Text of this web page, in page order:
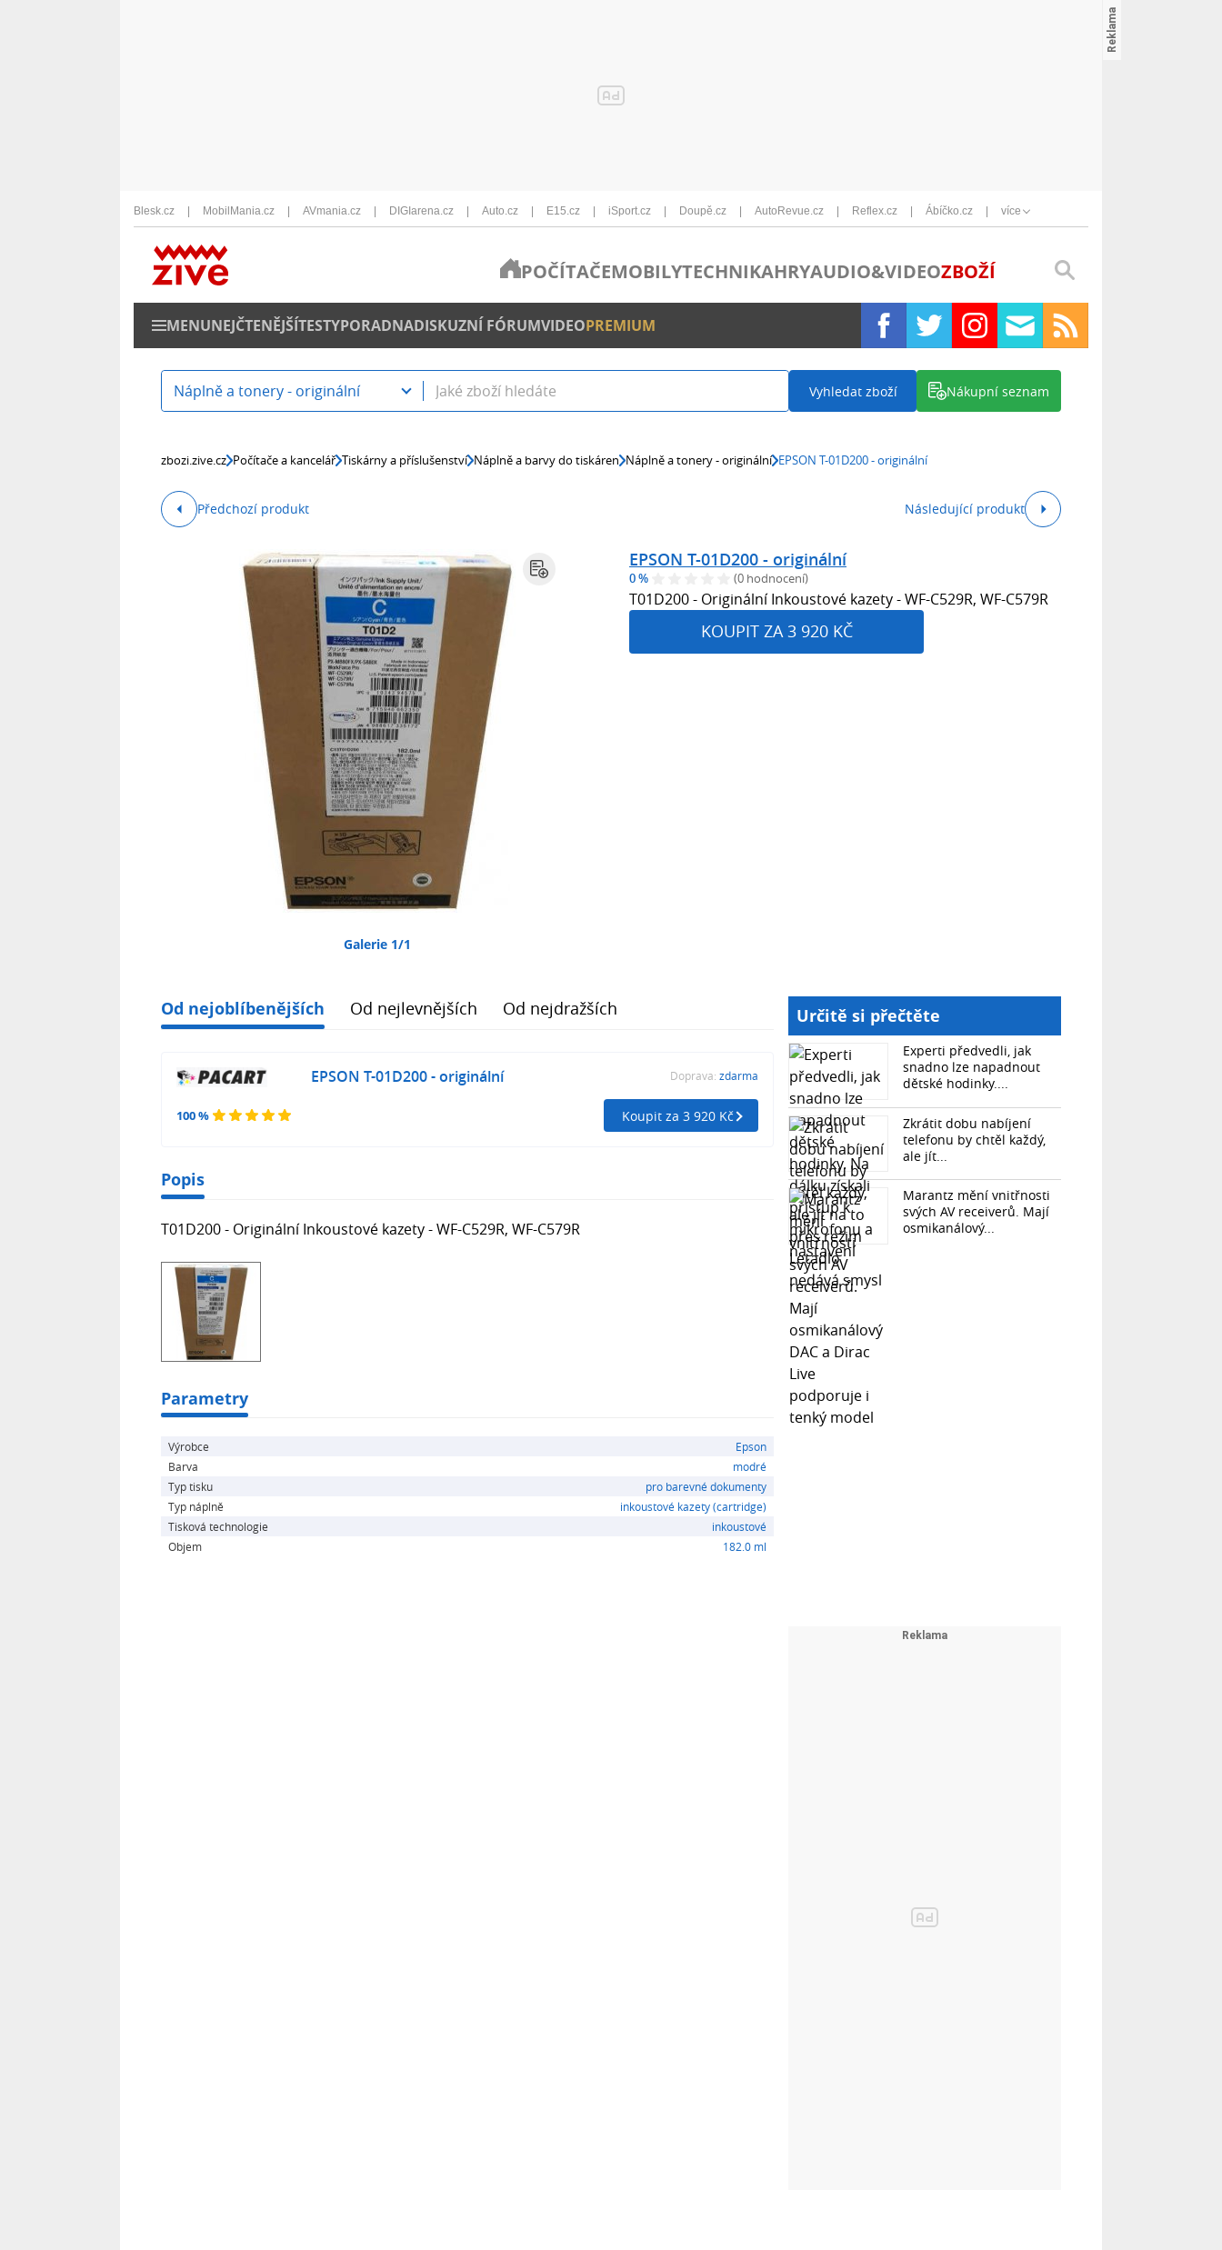
Blesk.cz MobilMania.cz AVmania.cz DIGIarena.cz Auto.cz E15.cz iSport.cz Doupě.cz AutoRevue.cz Reflex.cz Ábíčko.cz více
POČÍTAČEMOBILYTECHNIKAHRYAUDIO&VIDEOZBOŽÍ
MENUNEJČTENĚJŠÍTESTYPORADNADISKUZNÍ FÓRUMVIDEOPREMIUM
Náplně a tonery - originální Vyhledat zboží Nákupní seznam
zbozi.zive.cz Počítače a kancelář Tiskárny a příslušenství Náplně a barvy do tiskáren Náplně a tonery - originální EPSON T-01D200 - originální
Předchozí produkt Následující produkt
Galerie 1/1
EPSON T-01D200 - originální
0 % (0 hodnocení)
T01D200 - Originální Inkoustové kazety - WF-C529R, WF-C579R
KOUPIT ZA 3 920 KČ
Od nejoblíbenějších Od nejlevnějších Od nejdražších
100 %
EPSON T-01D200 - originální Doprava: zdarma
Koupit za 3 920 Kč
Popis
T01D200 - Originální Inkoustové kazety - WF-C529R, WF-C579R
Parametry
Výrobce
Epson
Barva
modré
Typ tisku
pro barevné dokumenty
Typ náplně
inkoustové kazety (cartridge)
Tisková technologie
inkoustové
Objem
182.0 ml
Určitě si přečtěte
Experti předvedli, jak
snadno lze napadnout
dětské hodinky....
Zkrátit dobu nabíjení
telefonu by chtěl každý,
ale jít...
Marantz mění vnitřnosti
svých AV receiverů. Mají
osmikanálový...